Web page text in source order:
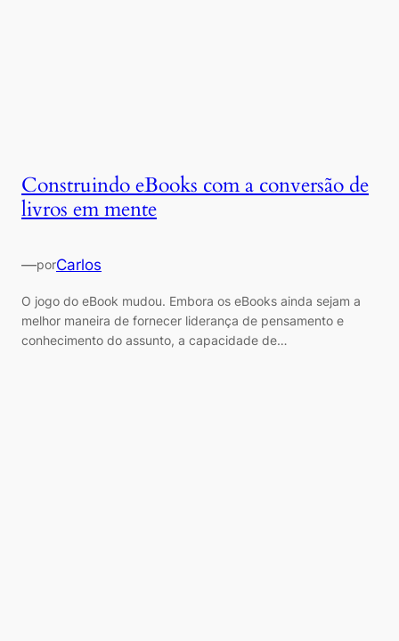
Construindo eBooks com a conversão de
livros em mente
—porCarlos
O jogo do eBook mudou. Embora os eBooks ainda sejam a
melhor maneira de fornecer liderança de pensamento e
conhecimento do assunto, a capacidade de…